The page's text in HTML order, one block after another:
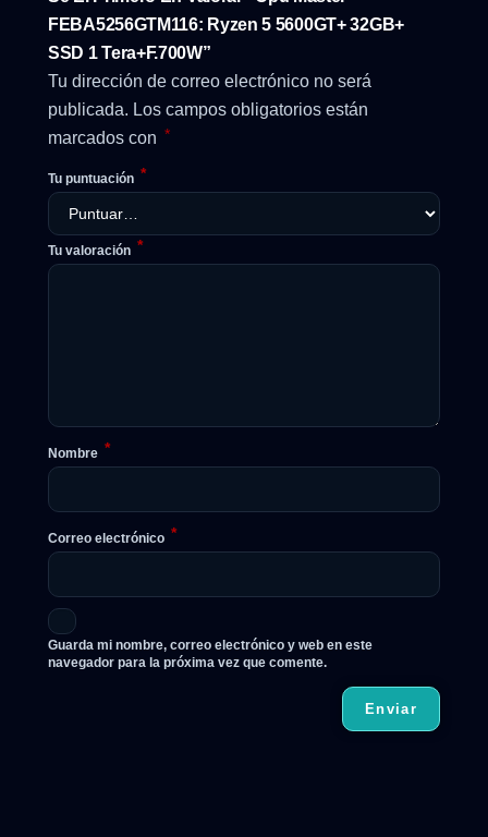
FEBA5256GTM116: Ryzen 5 5600GT+ 32GB+
SSD 1 Tera+F.700W”
Tu dirección de correo electrónico no será
publicada. Los campos obligatorios están
marcados con *
Tu puntuación *
Tu valoración *
Nombre *
Correo electrónico *
Guarda mi nombre, correo electrónico y web en este
navegador para la próxima vez que comente.